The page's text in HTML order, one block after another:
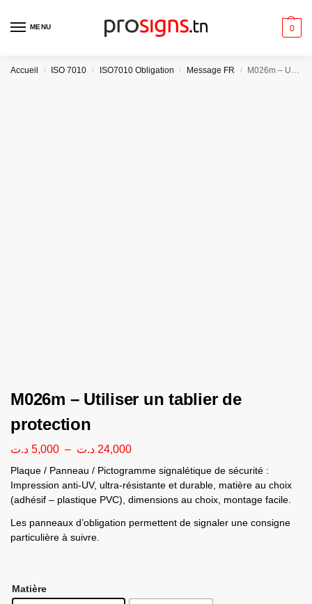
MENU 0
Accueil / ISO 7010 / ISO7010 Obligation / Message FR / M026m – Utiliser un tablier de protection
M026m – Utiliser un tablier de
protection
5,000 د.ت – 24,000 د.ت
Plaque / Panneau / Pictogramme signalétique de sécurité :
Impression anti-UV, ultra-résistante et durable, matière au choix
(adhésif – plastique PVC), dimensions au choix, montage facile.
Les panneaux d’obligation permettent de signaler une consigne
particulière à suivre.
Matière